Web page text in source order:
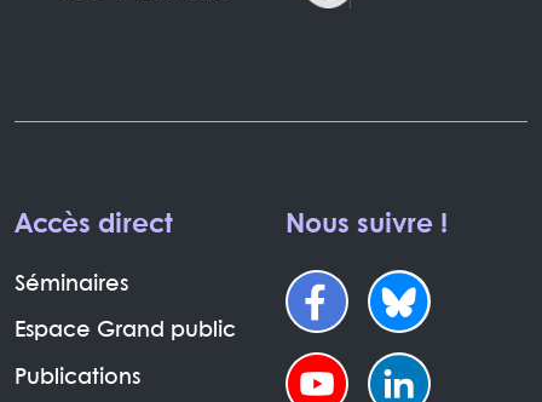
Accès direct
Séminaires
Espace Grand public
Publications
Nous suivre !